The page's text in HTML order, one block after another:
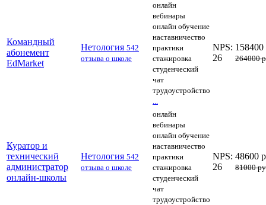
Командный
абонемент
EdMarket
Нетология 542
отзыва о школе
онлайн
вебинары
онлайн обучение
наставничество
практики
стажировка
студенческий
чат
трудоустройство
...
NPS:
26
158400
264000
Куратор и
технический
администратор
онлайн-школы
Нетология 542
отзыва о школе
онлайн
вебинары
онлайн обучение
наставничество
практики
стажировка
студенческий
чат
трудоустройство
NPS:
26
48600
81000